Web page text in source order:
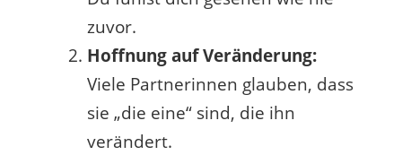
zuvor.
Hoffnung auf Veränderung:
Viele Partnerinnen glauben, dass
sie „die eine“ sind, die ihn
verändert.